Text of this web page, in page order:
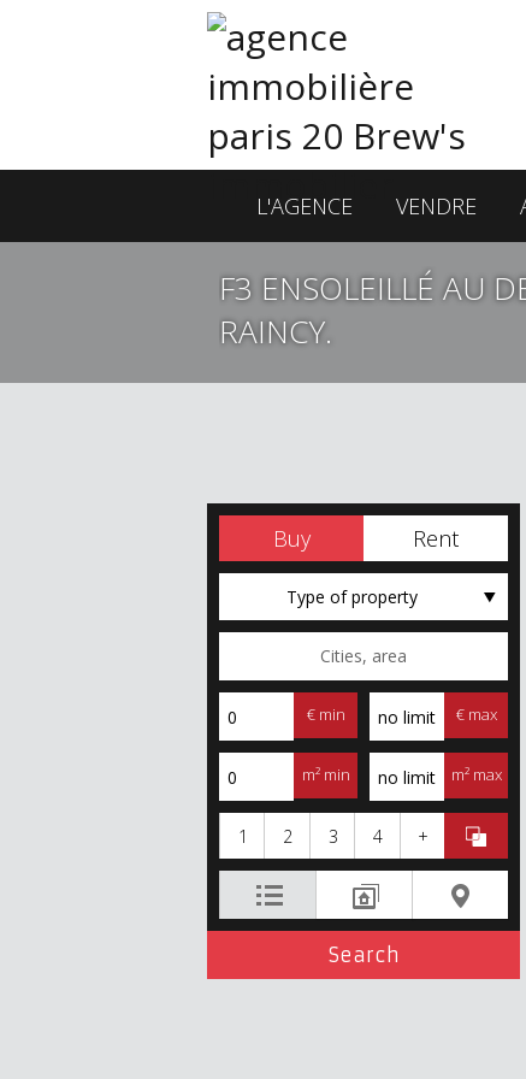
L'AGENCE VENDRE
F3 ENSOLEILLÉ AU
RAINCY.
Buy Rent
Type of property
€ min € max
m² min m² max
1 2 3 4 +